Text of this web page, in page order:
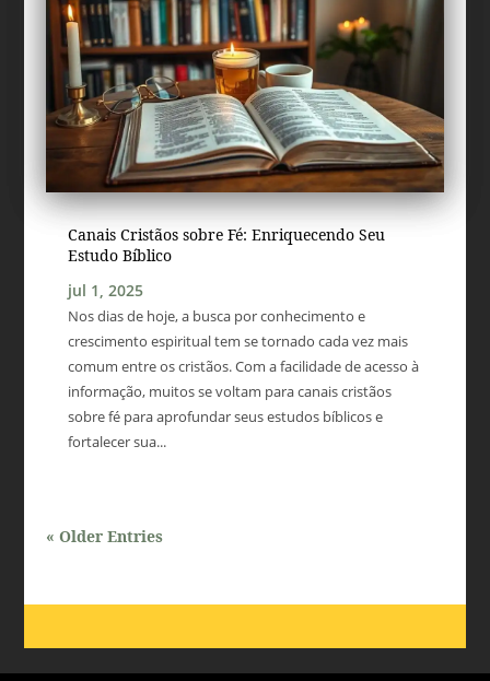
Canais Cristãos sobre Fé: Enriquecendo Seu
Estudo Bíblico
jul 1, 2025
Nos dias de hoje, a busca por conhecimento e
crescimento espiritual tem se tornado cada vez mais
comum entre os cristãos. Com a facilidade de acesso à
informação, muitos se voltam para canais cristãos
sobre fé para aprofundar seus estudos bíblicos e
fortalecer sua...
« Older Entries